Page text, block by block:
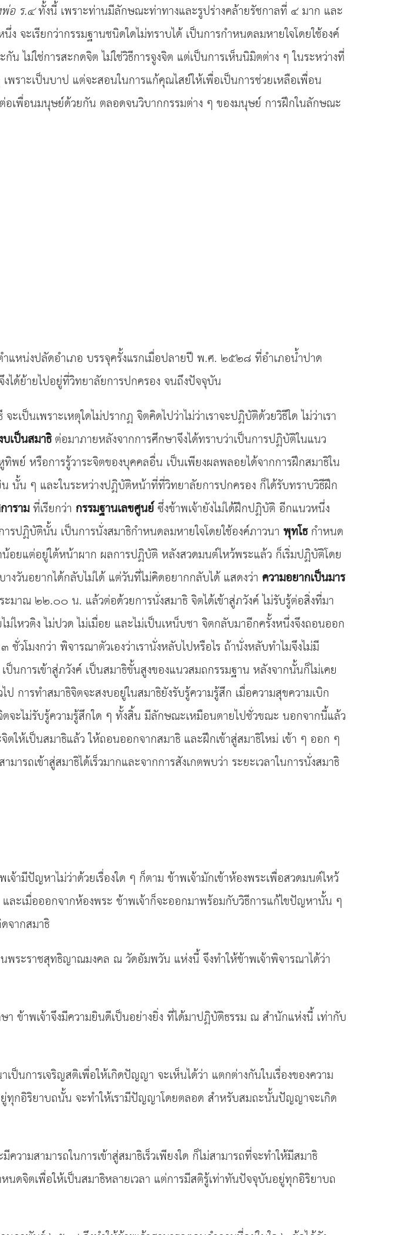
อ ร.๔ทั้งนี้ เพราะท่านมีลักษณะท่าทางและรูปร่างคล้ายรัชกาลที่ ๔ มาก และ
จะเรียกว่ากรรมฐานชนิดใดไม่ทราบได้ เป็นการกำหนดลมหายใจโดยใช้องค์
ไม่ใช่การสะกดจิต ไม่ใช่วิธีการจูงจิต แต่เป็นการเห็นนิมิตต่าง ๆ ในระหว่างที่
พราะเป็นบาป แต่จะสอนในการแก้คุณไสย์ให้เพื่อเป็นการช่วยเหลือเพื่อน
เพื่อนมนุษย์ด้วยกัน ตลอดจนวิบากกรรมต่าง ๆ ของมนุษย์ การฝึกในลักษณะ
ำแหน่งปลัดอำเภอ บรรจุครั้งแรกเมื่อปลายปี พ.ศ. ๒๕๒๘ ที่อำเภอน้ำปาด
ด้ย้ายไปอยู่ที่วิทยาลัยการปกครอง จนถึงปัจจุบัน
ป็นเพราะเหตุใดไม่ปรากฏ จิตคิดไปว่าไม่ว่าเราจะปฏิบัติด้วยวิธีใด ไม่ว่าเรา
เป็นสมาธิต่อมาภายหลังจากการศึกษาจึงได้ทราบว่าเป็นการปฏิบัติในแนว
ย์ หรือการรู้วาระจิตของบุคคลอื่น เป็นเพียงผลพลอยได้จากการฝึกสมาธิใน
นั้น ๆ และในระหว่างปฏิบัติหน้าที่ที่วิทยาลัยการปกครอง ก็ได้รับทราบวิธีฝึก
ารามที่เรียกว่า กรรมฐานเลขศูนย์ซึ่งข้าพเจ้ายังไม่ได้ฝึกปฏิบัติ อีกแนวหนึ่ง
รปฏิบัตินั้น เป็นการนั่งสมาธิกำหนดลมหายใจโดยใช้องค์ภาวนาพุทโธกำหนด
อยแต่อยู่ใต้หน้าผาก ผลการปฏิบัติ หลังสวดมนต์ไหว้พระแล้ว ก็เริ่มปฏิบัติโดย
งวันอยากได้กลับไม่ได้ แต่วันที่ไม่คิดอยากกลับได้ แสดงว่า ความอยากเป็นมาร
ะมาณ ๒๒.๐๐ น. แล้วต่อด้วยการนั่งสมาธิ จิตได้เข้าสู่ภวังค์ ไม่รับรู้ต่อสิ่งที่มา
ไหวติง ไม่ปวด ไม่เมื่อย และไม่เป็นเหน็บชา จิตกลับมาอีกครั้งหนึ่งจึงถอนออก
วโมงกว่า พิจารณาตัวเองว่าเรานั่งหลับไปหรือไร ถ้านั่งหลับทำไมจึงไม่มี
นการเข้าสู่ภวังค์ เป็นสมาธิขั้นสูงของแนวสมถกรรมฐาน หลังจากนั้นก็ไม่เคย
การทำสมาธิจิตจะสงบอยู่ในสมาธิยังรับรู้ความรู้สึก เมื่อความสุขความเบิก
จะไม่รับรู้ความรู้สึกใด ๆ ทั้งสิ้น มีลักษณะเหมือนตายไปชั่วขณะ นอกจากนี้แล้ว
ให้เป็นสมาธิแล้ว ให้ถอนออกจากสมาธิ และฝึกเข้าสู่สมาธิใหม่ เข้า ๆ ออก ๆ
รถเข้าสู่สมาธิได้เร็วมากและจากการสังเกตพบว่า ระยะเวลาในการนั่งสมาธิ
ามีปัญหาไม่ว่าด้วยเรื่องใด ๆ ก็ตาม ข้าพเจ้ามักเข้าห้องพระเพื่อสวดมนต์ไหว้
ละเมื่อออกจากห้องพระ ข้าพเจ้าก็จะออกมาพร้อมกับวิธีการแก้ไขปัญหานั้น ๆ
จากสมาธิ
พระราชสุทธิญาณมงคล ณ วัดอัมพวัน แห่งนี้ จึงทำให้ข้าพเจ้าพิจารณาได้ว่า
ข้าพเจ้าจึงมีความยินดีเป็นอย่างยิ่ง ที่ได้มาปฏิบัติธรรม ณ สำนักแห่งนี้ เท่ากับ
นการเจริญสติเพื่อให้เกิดปัญญา จะเห็นได้ว่า แตกต่างกันในเรื่องของความ
ทุกอิริยาบถนั้น จะทำให้เรามีปัญญาโดยตลอด สำหรับสมถะนั้นปัญญาจะเกิด
วามสามารถในการเข้าสู่สมาธิเร็วเพียงใด ก็ไม่สามารถที่จะทำให้มีสมาธิ
ดจิตเพื่อให้เป็นสมาธิหลายเวลา แต่การมีสติรู้เท่าทันปัจจุบันอยู่ทุกอิริยาบถ